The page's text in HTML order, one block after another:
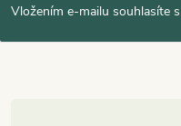
p
a
Vložením e-mailu souhlasíte s